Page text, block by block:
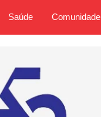
Saúde Comunidade